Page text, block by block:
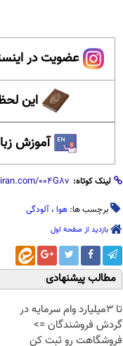
عضویت در
این
آموزش
لینک کوتاه:
برچسب ها: هوا ، آلودگی
بازدید از صفحه اول
مطالب پیشنهادی
تا 3میلیارد وام سرمایه در
گردش فروشندگان =>
فروشگاهت رو ثبت کن